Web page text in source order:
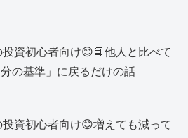
投資初心者向け😊📘他人と比べて
の基準」に戻るだけの話
投資初心者向け😊増えても減って